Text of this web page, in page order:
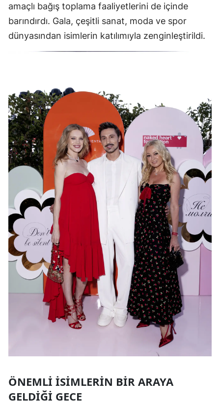
amaçlı bağış toplama faaliyetlerini de içinde
barındırdı. Gala, çeşitli sanat, moda ve spor
dünyasından isimlerin katılımıyla zenginleştirildi.
ÖNEMLI İSIMLERIN BIR ARAYA
GELDIĞI GECE